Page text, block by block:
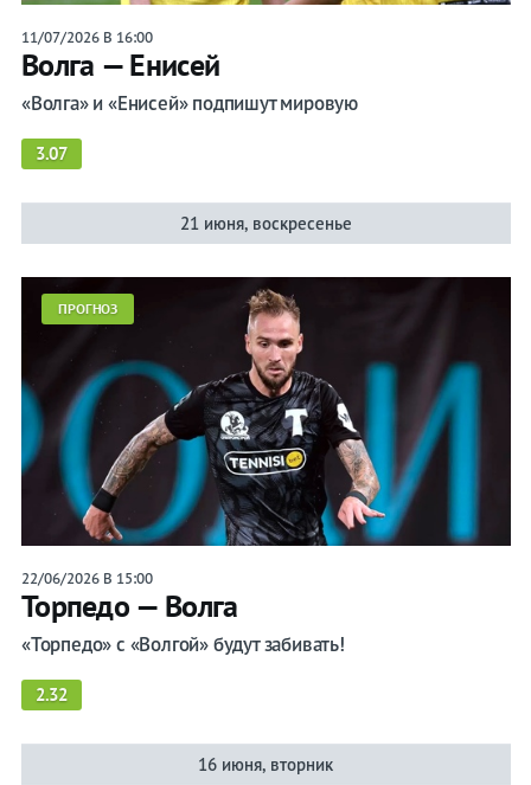
11/07/2026 В 16:00
Волга — Енисей
«Волга» и «Енисей» подпишут мировую
3.07
21 июня, воскресенье
ПРОГНОЗ
22/06/2026 В 15:00
Торпедо — Волга
«Торпедо» с «Волгой» будут забивать!
2.32
16 июня, вторник